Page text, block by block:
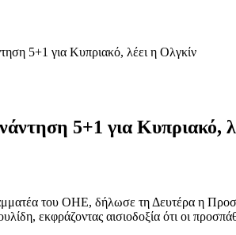
5+1 για Κυπριακό, λέει η Ολγκίν
5+1 για Κυπριακό,
του ΟΗΕ, δήλωσε τη Δευτέρα η
εκφράζοντας αισιοδοξία ότι οι